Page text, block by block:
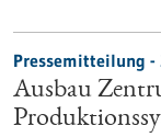
Pressemitteilung -
Ausbau